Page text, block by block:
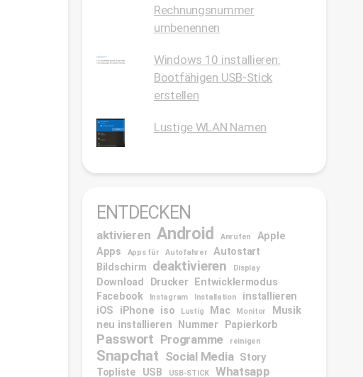
Rechnungsnummer
umbenennen
Windows 10 installieren:
Bootfähigen USB-Stick
erstellen
Lustige WLAN Namen
ENTDECKEN
aktivieren Android Anrufen
Apple
Apps
Apps für Autofahrer
Autostart
Bildschirm deaktivieren Display
Download Drucker
Entwicklermodus
Facebook
Instagram Installation
installieren
iOS
iPhone iso Lustig Mac Monitor
Musik
neu installieren
Nummer Papierkorb
Passwort Programme reinigen
Snapchat Social Media Story
Topliste
USB USB-STICK Whatsapp